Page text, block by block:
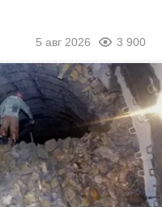
5 авг 2026 3 900